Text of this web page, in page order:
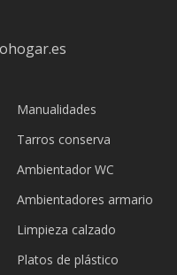
Manualidades
Tarros conserva
Ambientador WC
Ambientadores armario
Limpieza calzado
Platos de plástico